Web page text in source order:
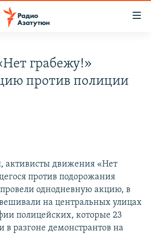
грабежу!»
против полиции
активисты движения «Нет
против подорожания
однодневную акцию, в
на центральных улицах
полицейских, которые 23
в разгоне демонстрантов на